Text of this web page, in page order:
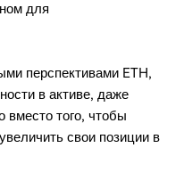
для
перспективами ETH,
в активе, даже
вместо того, чтобы
свои позиции в